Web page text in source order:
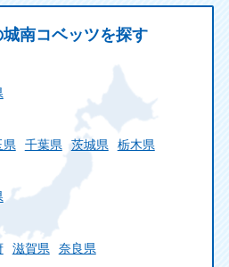
南コベッツを探す
県 千葉県 茨城県
栃木県
滋賀県
奈良県